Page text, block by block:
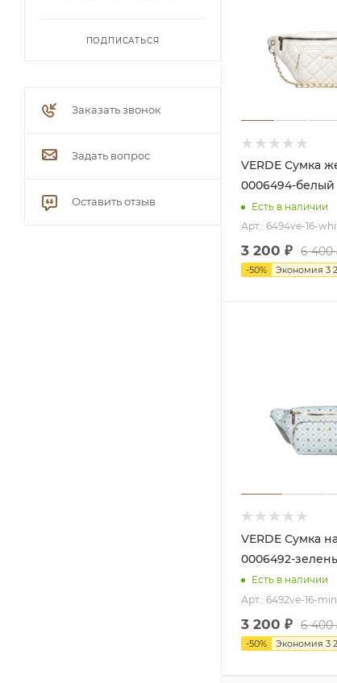
VERDE Сумка женская 16-
0006494-белый
Есть в наличии
Арт.: 6494ve-16-
3 200 ₽ 6 400
-50% Экономия 3
VERDE Сумка на пояс 16-
0006492-
Есть в наличии
Арт.: 6492ve-16-
3 200 ₽ 6 400
-50% Экономия 3
ПОДПИСАТЬСЯ
Заказать звонок
Задать вопрос
Оставить отзыв